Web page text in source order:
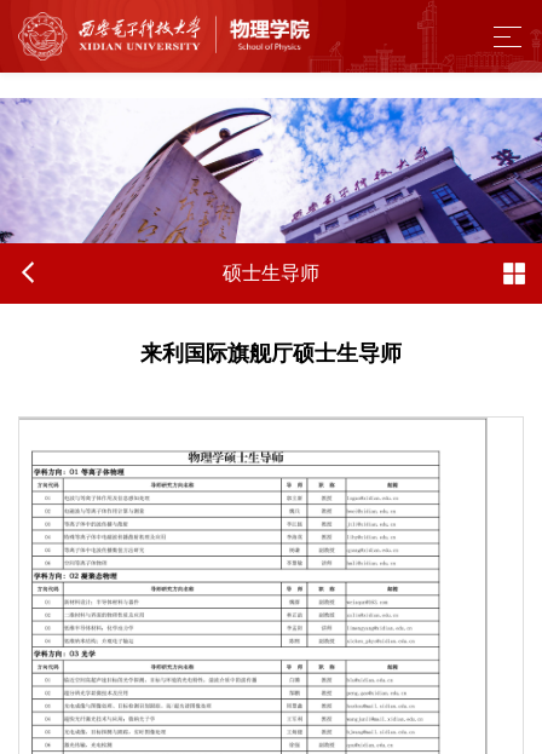
来利国际旗舰厅 - w66.利来(中国区)
硕士生导师
来利国际旗舰厅硕士生导师